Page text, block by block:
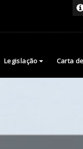
Legislação Carta